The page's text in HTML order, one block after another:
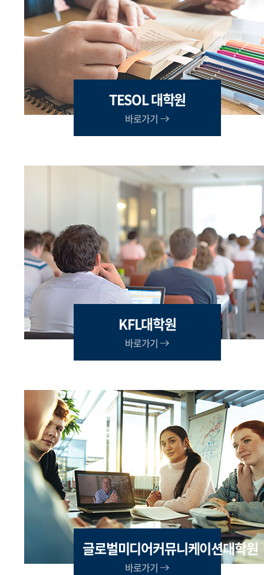
TESOL 대학원
바로가기
KFL대학원
바로가기
글로벌미디어커뮤니케이션대학원
바로가기